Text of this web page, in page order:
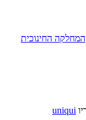
המחלקה החינוכית
uniqui